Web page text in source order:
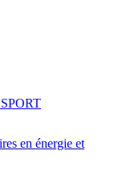
en énergie et